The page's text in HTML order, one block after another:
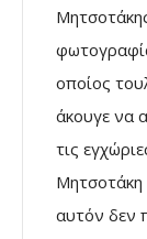
οποίος
άκουγε να
τις
Μητσοτάκη
αυτόν δεν